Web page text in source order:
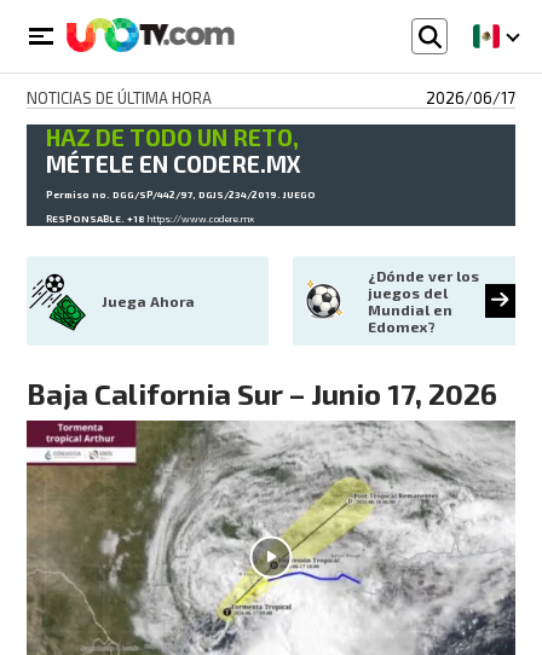
NOTICIAS DE ÚLTIMA HORA 2026/06/17
HAZ DE TODO UN RETO,
MÉTELE EN CODERE.MX
Permiso no. DGG/SP/442/97, DGJS/234/2019. JUEGO
RESPONSABLE. +18https://www.codere.mx
Juega Ahora
¿Dónde ver los
juegos del
Mundial en
Edomex?
Baja California Sur – Junio 17, 2026